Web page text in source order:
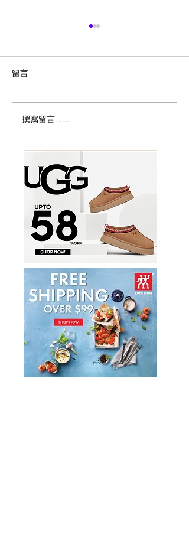
历史新低！Samsonite 新
秀丽 Winfield 2 全PC
20+28寸 黑色拉杆行李箱2
件套1.7折
留言
撰寫留言......